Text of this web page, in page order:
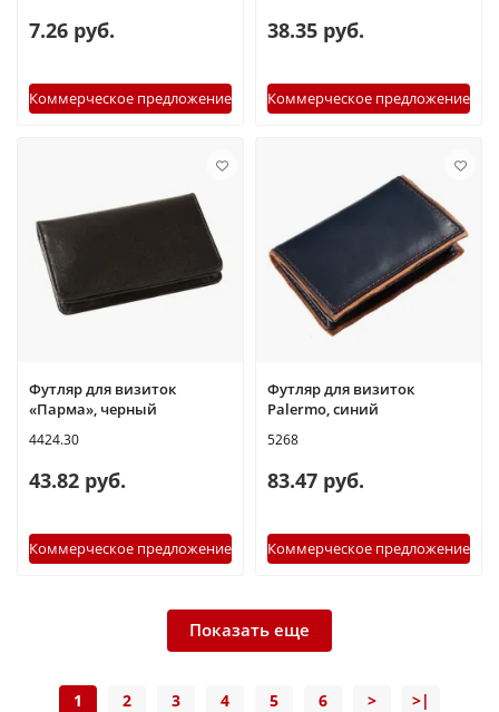
7.26 руб.
Коммерческое предложение
38.35 руб.
Коммерческое предложение
Футляр для визиток
«Парма», черный
4424.30
43.82 руб.
Коммерческое предложение
Футляр для визиток
Palermo, синий
5268
83.47 руб.
Коммерческое предложение
Показать еще
1 2 3 4 5 6 > >|